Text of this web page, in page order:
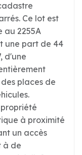
Ce lot est
au 2255A
une part de 44
d'une
places de
à proximité
un accès
à de